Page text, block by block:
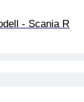
- Scania R